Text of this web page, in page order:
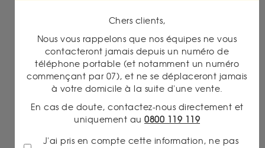
Chers clients,
Nous vous rappelons que nos équipes ne vous
contacteront jamais depuis un numéro de
téléphone portable (et notamment un numéro
commençant par 07), et ne se déplaceront jamais
à votre domicile à la suite d'une vente.
En cas de doute, contactez-nous directement et
uniquement au 0800 119 119
J'ai pris en compte cette information, ne pas